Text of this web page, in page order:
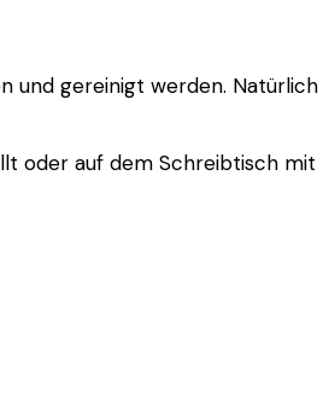
und gereinigt werden.
oder auf dem Schreibtisch mit